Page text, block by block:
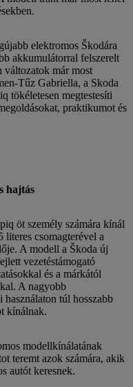
elektromos Škodára
akkumulátorral felszerelt
változatok már most
Tűz Gabriella, a Skoda
tökéletesen megtestesíti
praktikumot és
hajtás
öt személy számára kínál
literes csomagterével a
A modell a Škoda új
vezetéstámogató
és a márkától
A nagyobb
túl hosszabb
kínálnak.
modellkínálatának
teremt azok számára, akik
autót keresnek.